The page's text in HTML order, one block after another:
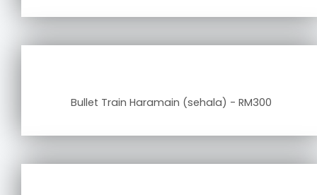
Bullet Train Haramain (sehala) - RM300